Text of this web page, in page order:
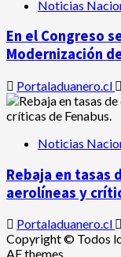
Noticias
En el Congreso
Modernización
Portaladuanero.cl
Noticias
Rebaja en tasas
aerolíneas y
Portaladuanero.cl
Copyright © Todos
AF themes.